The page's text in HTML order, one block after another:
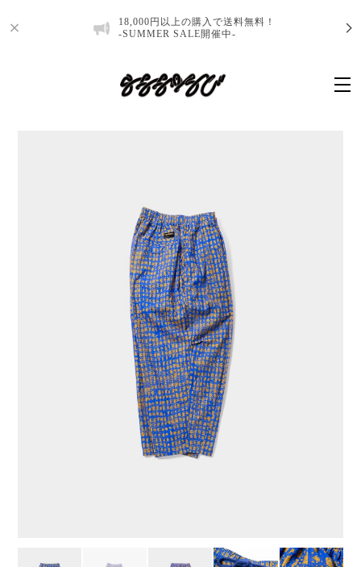
18,000円以上の購入で送料無料！
-SUMMER SALE開催中-